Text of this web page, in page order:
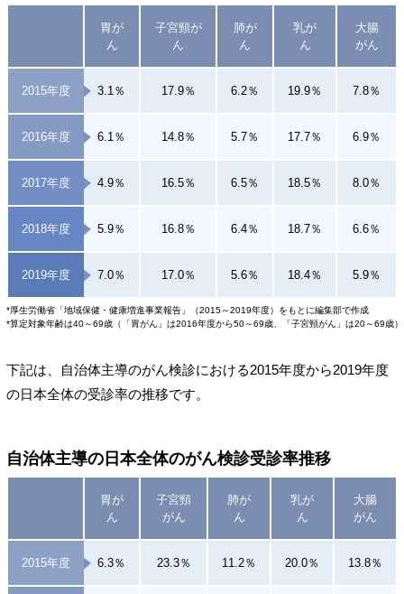
胃が
ん
子宮頸が
ん
肺が
ん
乳が
ん
大腸
がん
2015年度 3.1％ 17.9％ 6.2％ 19.9％ 7.8％
2016年度 6.1％ 14.8％ 5.7％ 17.7％ 6.9％
2017年度 4.9％ 16.5％ 6.5％ 18.5％ 8.0％
2018年度 5.9％ 16.8％ 6.4％ 18.7％ 6.6％
2019年度 7.0％ 17.0％ 5.6％ 18.4％ 5.9％
*厚生労働省「地域保健・健康増進事業報告」（2015～2019年度）をもとに編集部で作成
*算定対象年齢は40～69歳（「胃がん」は2016年度から50～69歳、「子宮頸がん」は20～69歳）
下記は、自治体主導のがん検診における2015年度から2019年度
の日本全体の受診率の推移です。
自治体主導の日本全体のがん検診受診率推移
胃が
ん
子宮頸
がん
肺が
ん
乳が
ん
大腸
がん
2015年度 6.3％ 23.3％ 11.2％ 20.0％ 13.8％